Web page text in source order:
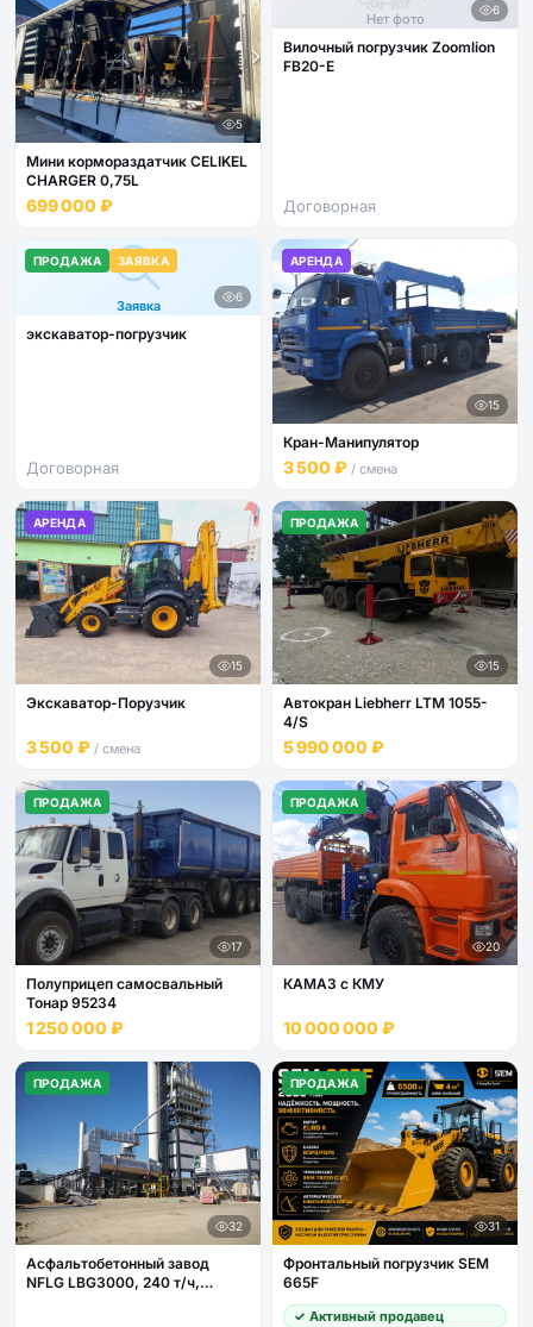
5
Мини кормораздатчик CELIKEL
CHARGER 0,75L
699 000 ₽
Нет фото
6
Вилочный погрузчик Zoomlion
FB20-E
Договорная
Заявка
ПРОДАЖА ЗАЯВКА
6
экскаватор-погрузчик
Договорная
АРЕНДА
15
Кран-Манипулятор
3 500 ₽ / смена
АРЕНДА
15
Экскаватор-Порузчик
3 500 ₽ / смена
ПРОДАЖА
15
Автокран Liebherr LTM 1055-
4/S
5 990 000 ₽
ПРОДАЖА
17
Полуприцеп самосвальный
Тонар 95234
1 250 000 ₽
ПРОДАЖА
20
КАМАЗ с КМУ
10 000 000 ₽
ПРОДАЖА
32
Асфальтобетонный завод
NFLG LBG3000, 240 т/ч,
ПРОДАЖА
31
Фронтальный погрузчик SEM
665F
✓ Активный продавец